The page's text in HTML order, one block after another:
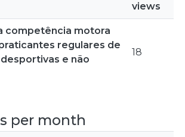
views
competência motora
regulares de
e não
18
per month